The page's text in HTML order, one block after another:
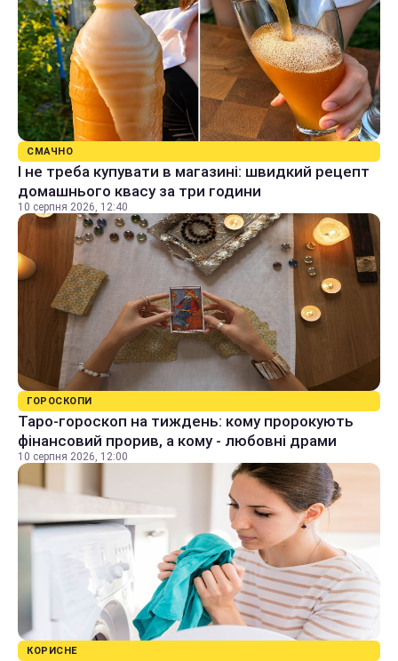
СМАЧНО
І не треба купувати в магазині: швидкий рецепт
домашнього квасу за три години
10 серпня 2026, 12:40
ГОРОСКОПИ
Таро-гороскоп на тиждень: кому пророкують
фінансовий прорив, а кому - любовні драми
10 серпня 2026, 12:00
КОРИСНЕ